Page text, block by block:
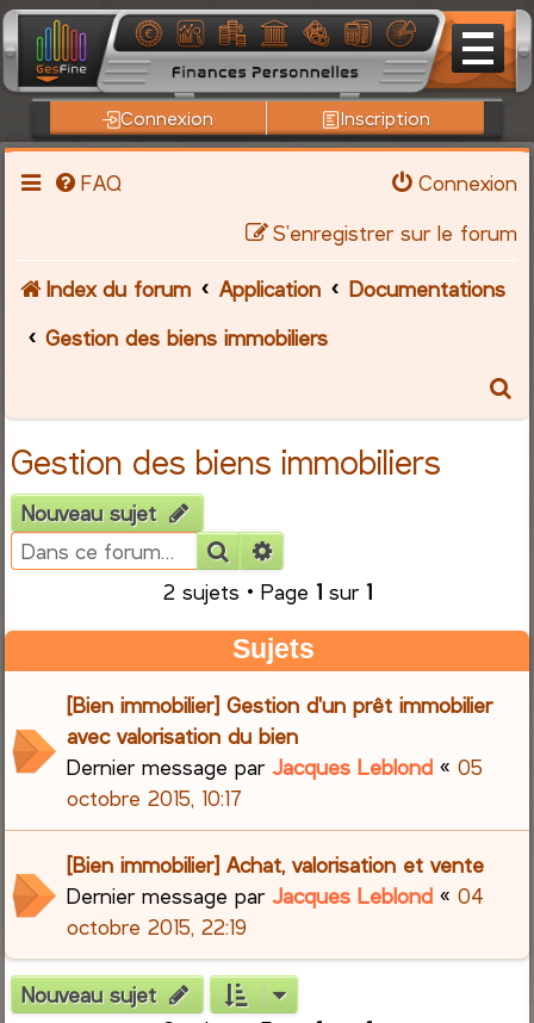
Connexion Inscription
FAQ
Connexion
S’enregistrer sur le forum
Index du forum Application
Documentations
Gestion des biens immobiliers
r
c
r
Gestion des biens immobiliers
Nouveau sujet
Rechercher
2 sujets • Page 1sur 1
Sujets
[Bien immobilier] Gestion d'un prêt immobilier
avec valorisation du bien
Dernier message parJacques Leblond «05
octobre 2015, 10:17
[Bien immobilier] Achat, valorisation et vente
Dernier message parJacques Leblond «04
octobre 2015, 22:19
Nouveau sujet